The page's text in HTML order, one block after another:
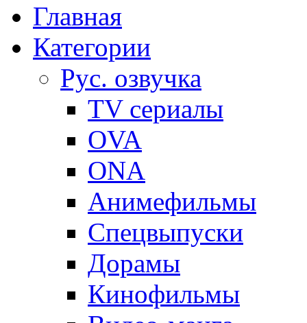
Главная
Категории
Рус. озвучка
TV сериалы
OVA
ONA
Анимефильмы
Спецвыпуски
Дорамы
Кинофильмы